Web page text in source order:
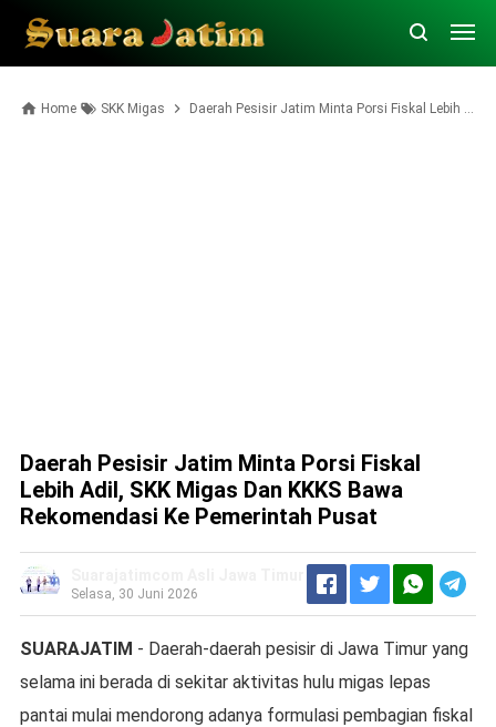
Home SKK Migas Daerah Pesisir Jatim Minta Porsi Fiskal Lebih Adil, SKK Migas dan KKKS Bawa Rekomendasi ke Pemerintah Pusat
Daerah Pesisir Jatim Minta Porsi Fiskal
Lebih Adil, SKK Migas Dan KKKS Bawa
Rekomendasi Ke Pemerintah Pusat
Selasa, 30 Juni 2026
SUARAJATIM - Daerah-daerah pesisir di Jawa Timur yang
selama ini berada di sekitar aktivitas hulu migas lepas
pantai mulai mendorong adanya formulasi pembagian fiskal